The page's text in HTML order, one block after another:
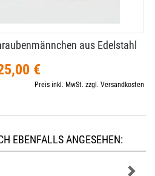
aus Edelstahl
€
Preis inkl. MwSt. zzgl. Versandkosten
EBENFALLS ANGESEHEN: